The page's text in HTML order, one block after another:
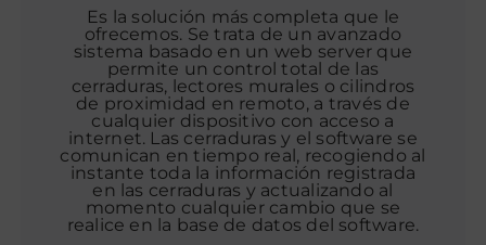
Es la solución más completa que le
ofrecemos. Se trata de un avanzado
sistema basado en un web server que
permite un control total de las
cerraduras, lectores murales o cilindros
de proximidad en remoto, a través de
cualquier dispositivo con acceso a
internet. Las cerraduras y el software se
comunican en tiempo real, recogiendo al
instante toda la información registrada
en las cerraduras y actualizando al
momento cualquier cambio que se
realice en la base de datos del software.